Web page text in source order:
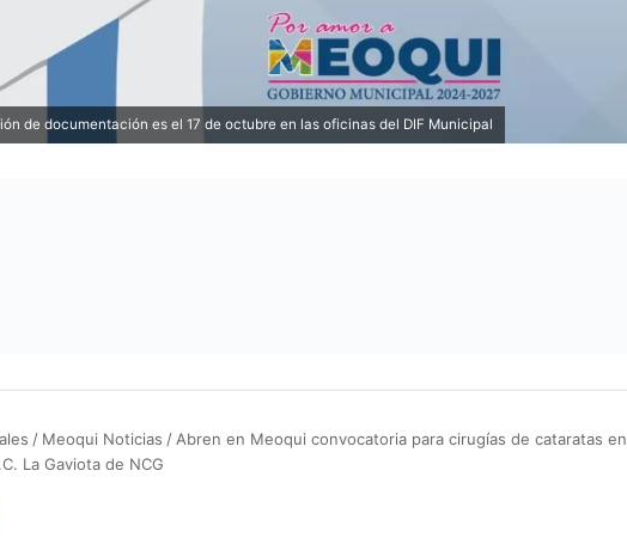
de documentación es el 17 de octubre en las oficinas del DIF Municipal
/ Meoqui Noticias / Abren en Meoqui convocatoria para cirugías de cataratas en
La Gaviota de NCG